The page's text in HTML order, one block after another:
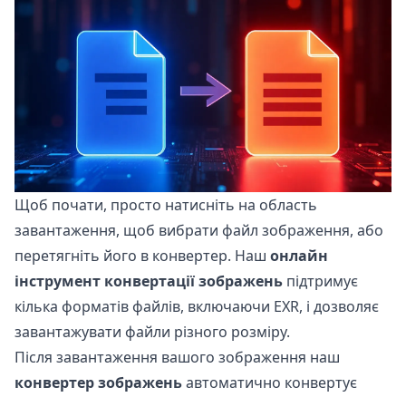
Щоб почати, просто натисніть на область
завантаження, щоб вибрати файл зображення, або
перетягніть його в конвертер. Наш онлайн
інструмент конвертації зображень підтримує
кілька форматів файлів, включаючи EXR, і дозволяє
завантажувати файли різного розміру.
Після завантаження вашого зображення наш
конвертер зображеньавтоматично конвертує